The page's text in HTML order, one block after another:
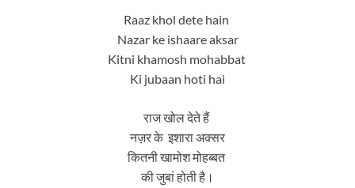
Raaz khol dete hain
Nazar ke ishaare aksar
Kitni khamosh mohabbat
Ki jubaan hoti hai
राज खोल देते हैं
नज़र के इशारा अक्सर
कितनी खामोश मोहब्बत
की जुबां होती है।